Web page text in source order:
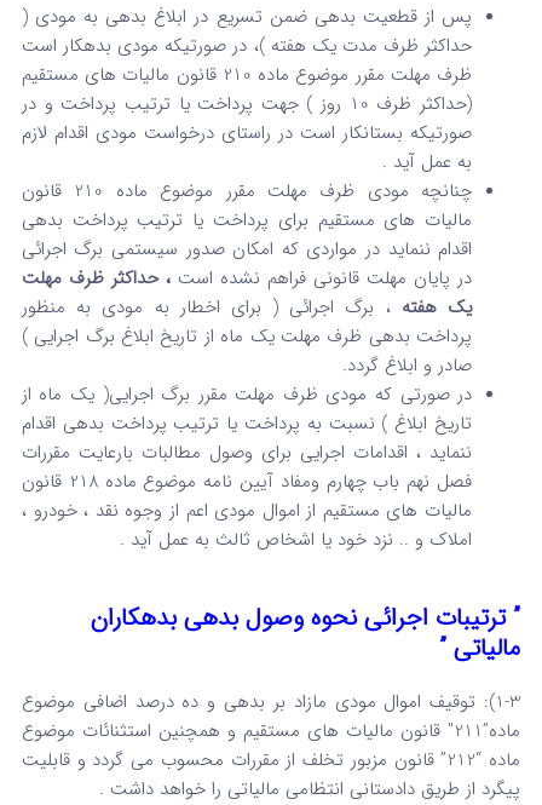
پس از قطعیت بدهی ضمن تسریع در ابلاغ بدهی به مودی (
حداکثر ظرف مدت یک هفته )، در صورتیکه مودی بدهکار است
ظرف مهلت مقرر موضوع ماده 210 قانون مالیات های مستقیم
(حداکثر ظرف 10 روز ) جهت پرداخت یا ترتیب پرداخت و در
صورتیکه بستانکار است در راستای درخواست مودی اقدام لازم
به عمل آید .
چنانچه مودی ظرف مهلت مقرر موضوع ماده 210 قانون
مالیات های مستقیم برای پرداخت یا ترتیب پرداخت بدهی
اقدام ننماید در مواردی که امکان صدور سیستمی برگ اجرائی
در پایان مهلت قانونی فراهم نشده است، حداکثر ظرف مهلت
یک هفته ، برگ اجرائی ( برای اخطار به مودی به منظور
پرداخت بدهی ظرف مهلت یک ماه از تاریخ ابلاغ برگ اجرایی )
صادر و ابلاغ گردد.
در صورتی که مودی ظرف مهلت مقرر برگ اجرایی( یک ماه از
تاریخ ابلاغ ) نسبت به پرداخت یا ترتیب پرداخت بدهی اقدام
ننماید ، اقدامات اجرایی برای وصول مطالبات بارعایت مقررات
فصل نهم باب چهارم ومفاد آیین نامه موضوع ماده 218 قانون
مالیات های مستقیم از اموال مودی اعم از وجوه نقد ، خودرو ،
املاک و .. نزد خود یا اشخاص ثالث به عمل آید .
” ترتیبات اجرائی نحوه وصول بدهی بدهکاران
مالیاتی ”
1-3): توقیف اموال مودی مازاد بر بدهی و ده درصد اضافی موضوع
ماده”211″ قانون مالیات های مستقیم و همچنین استثنائات موضوع
ماده “212” قانون مزبور تخلف از مقررات محسوب می گردد و قابلیت
پیگرد از طریق دادستانی انتظامی مالیاتی را خواهد داشت .